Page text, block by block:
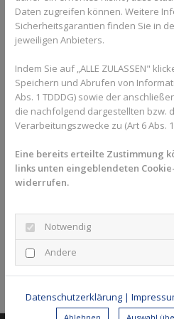
Daten zugreifen können. Weitere
Sicherheitsgarantien finden Sie in
jeweiligen Anbieters.
Indem Sie auf „ALLE ZULASSEN"
Speichern und Abrufen von
Abs. 1 TDDDG) sowie der
die nachfolgend dargestellten bzw.
Verarbeitungszwecke zu (Art 6 Abs. 1
Eine bereits erteilte Zustimmung
links unten eingeblendeten
widerrufen.
Notwendig
Andere
Datenschutzerklärung |
Ablehnen Auswahl